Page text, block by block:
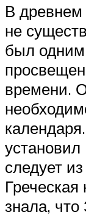
В древнем
не
был
времени.
следует
знала,